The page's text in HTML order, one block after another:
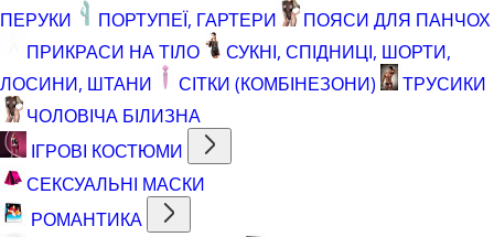
ПЕРУКИ
ПОРТУПЕЇ, ГАРТЕРИ
ПОЯСИ ДЛЯ ПАНЧОХ
ПРИКРАСИ НА ТІЛО
СУКНІ, СПІДНИЦІ, ШОРТИ,
ЛОСИНИ, ШТАНИ
СІТКИ (КОМБІНЕЗОНИ)
ТРУСИКИ
ЧОЛОВІЧА БІЛИЗНА
ІГРОВІ КОСТЮМИ
СЕКСУАЛЬНІ МАСКИ
РОМАНТИКА